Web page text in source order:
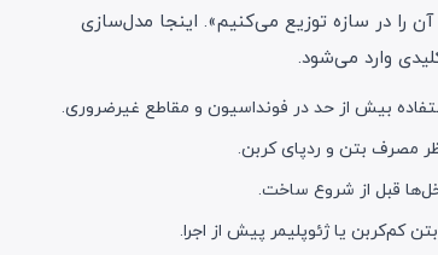
را در سازه توزیع می‌کنیم». اینجا مدل‌سازی
بیش از حد در فونداسیون و مقاطع غیرضروری.
مصرف بتن و ردپای کربن.
قبل از شروع ساخت.
کم‌کربن یا ژئوپلیمر پیش از اجرا.